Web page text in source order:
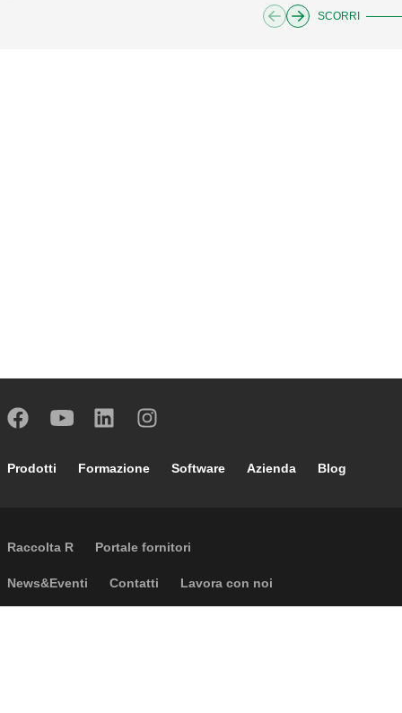
SCORRI
Footer main navigation
Prodotti Formazione Software Azienda Blog
External links
Raccolta R Portale fornitori
Footer secondary navigation
News&Eventi Contatti Lavora con noi